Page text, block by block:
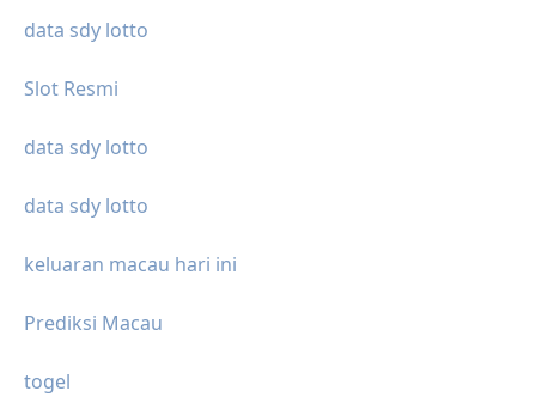
data sdy lotto
Slot Resmi
data sdy lotto
data sdy lotto
keluaran macau hari ini
Prediksi Macau
togel